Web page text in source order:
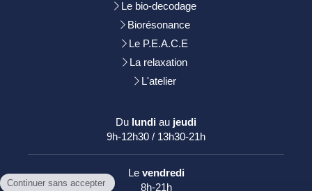
Le bio-decodage
Biorésonance
Le P.E.A.C.E
La relaxation
L'atelier
Du lundi au jeudi
9h-12h30 / 13h30-21h
Le vendredi
8h-21h